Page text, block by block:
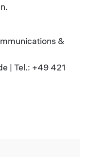
&
| Tel.: +49 421